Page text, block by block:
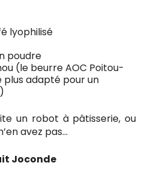
lyophilisé
poudre
(le beurre AOC Poitou-
plus adapté pour un
un robot à pâtisserie, ou
avez pas…
Joconde